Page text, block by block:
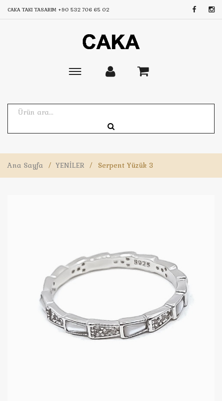
CAKA TAKI TASARIM +90 532 706 65 02
Toggle
Ana Sayfa / YENİLER / Serpent Yüzük 3